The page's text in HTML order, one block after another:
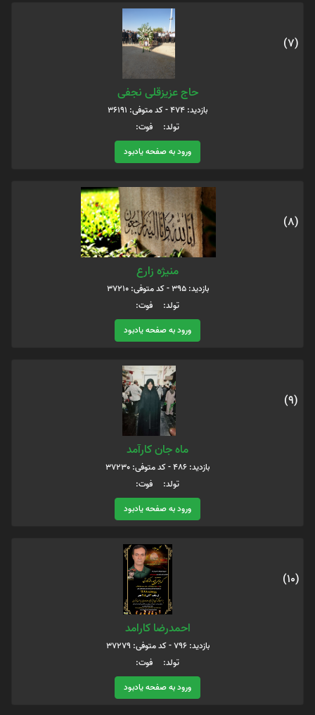
(7)
حاج عزیزقلی نجفی
بازدید: 474 - کد متوفی: 36191
تولد: فوت:
ورود به صفحه یادبود
(8)
منیژه زارع
بازدید: 395 - کد متوفی: 37210
تولد: فوت:
ورود به صفحه یادبود
(9)
ماه جان کارآمد
بازدید: 486 - کد متوفی: 37230
تولد: فوت:
ورود به صفحه یادبود
(10)
احمدرضا کارامد
بازدید: 796 - کد متوفی: 37279
تولد: فوت:
ورود به صفحه یادبود